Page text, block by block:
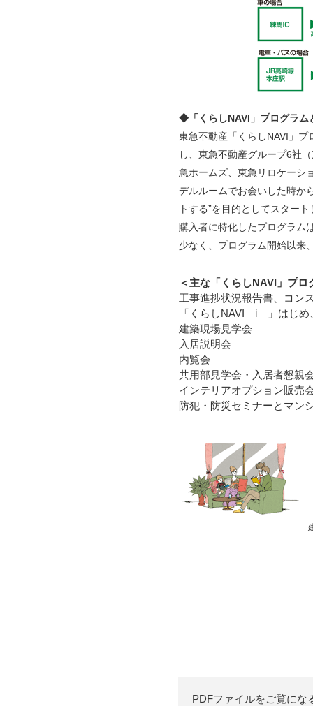
◆「くらしNAVI」プログラム
東急不動産「くらしNAVI」
し、東急不動産グループ6社
急ホームズ、東急リロケーシ
デルルームでお会いした時か
トする”を目的としてスター
購入者に特化したプログラム
少なく、プログラム開始以来
＜主な「くらしNAVI」プロ
工事進捗状況報告書、コン
「くらしNAVI i 」はじめ
建築現場見学会
入居説明会
内覧会
共用部見学会・入居者懇親
インテリアオプション販売
防犯・防災セミナーとマン
PDFファイルをご覧にな